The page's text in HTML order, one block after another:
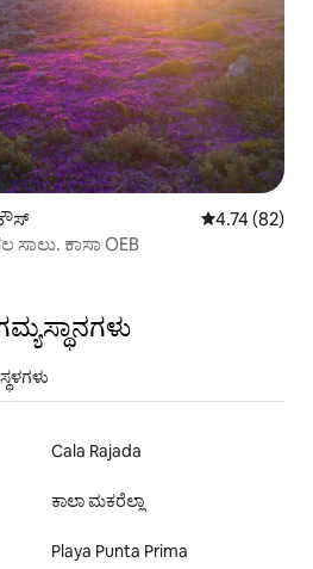
5 ರಲ್ಲಿ 4.74
4.74 (82)
ಕಾಸಾ OEB
Cala Rajada
ಕಾಲಾ ಮಕರೆಲ್ಲಾ
Playa Punta Prima